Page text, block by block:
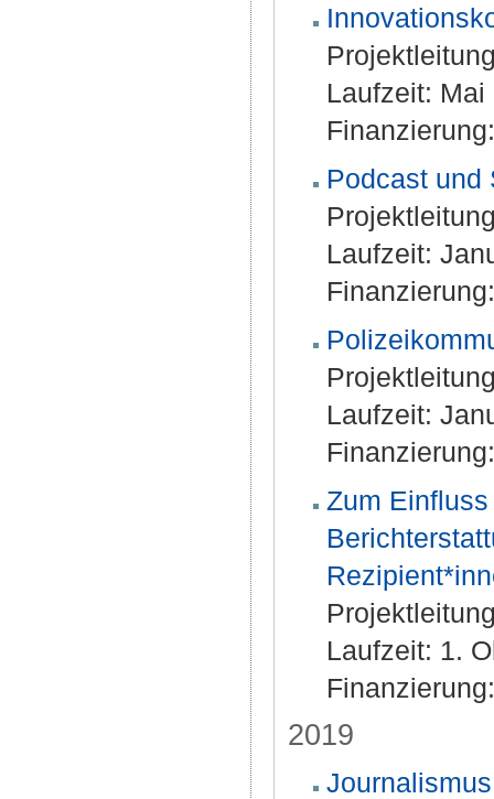
Laufzeit:
Podcast und
Laufzeit:
Laufzeit:
Zum
Laufzeit: 1.
2019